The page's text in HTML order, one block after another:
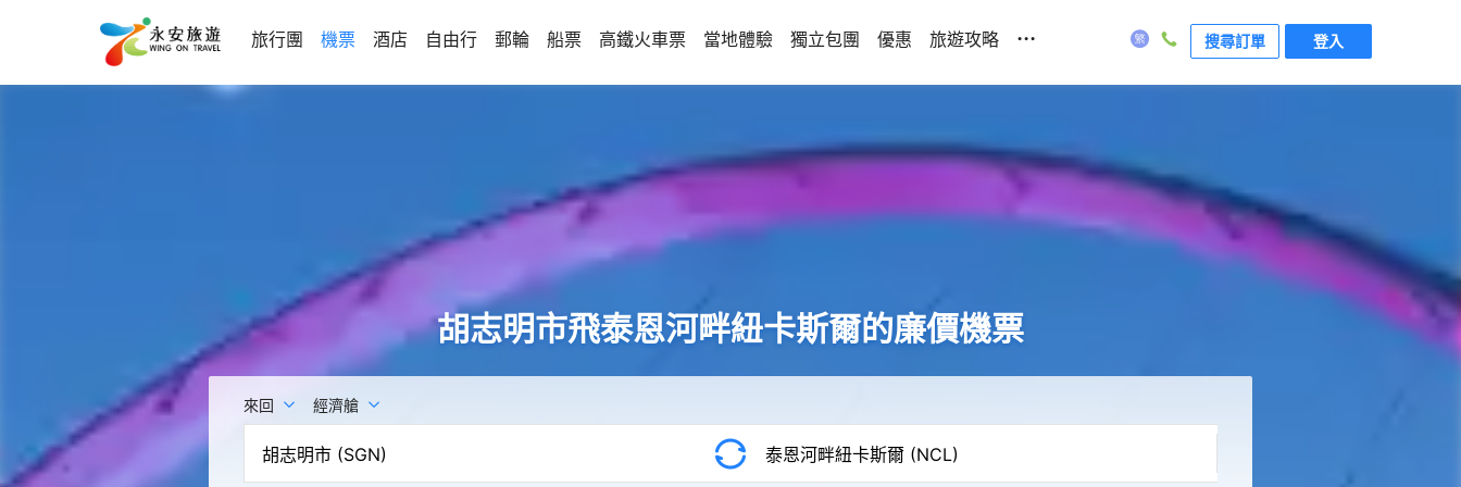
旅行團 機票 酒店 自由行 郵輪 船票 高鐵火車票 當地體驗 獨立包團 優惠 旅遊攻略 ... 搜尋訂單 登入
胡志明市飛泰恩河畔紐卡斯爾的廉價機票
來回 經濟艙